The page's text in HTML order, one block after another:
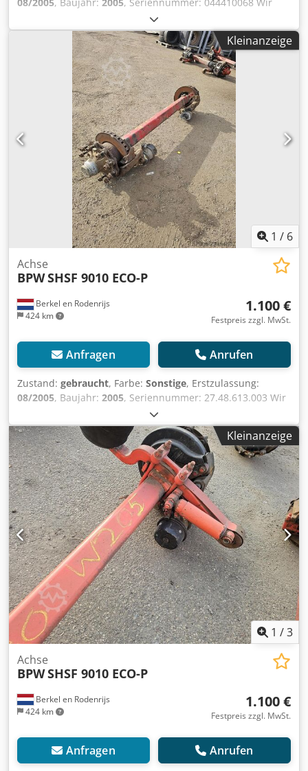
haben einen Lagerbestand von über 100 Achsen. Chsdpfx
Amozrugme Rsa Bitte kontaktieren Sie uns, falls Sie nicht
finden, wonach Sie suchen.
Kleinanzeige
1 / 6
Berkel en Rodenrijs
424 km
Achse
BPWSHSF 9010 ECO-P
1.100 €
Festpreis zzgl. MwSt.
Anfragen Anrufen
Zustand: gebraucht, Farbe: Sonstige, Erstzulassung:
08/2005, Baujahr: 2005, Seriennummer: 27.48.613.003 Wir
haben mehr als 100 Achsen auf Lager. Bitte kontaktieren
Sie uns, falls Sie nicht finden, wonach Sie suchen. Chjdpfx
Amjzrtw De Rea
Kleinanzeige
1 /3
Berkel en Rodenrijs
424 km
Achse
BPWSHSF 9010 ECO-P
1.100 €
Festpreis zzgl. MwSt.
Anfragen Anrufen